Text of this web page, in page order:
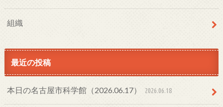
組織
最近の投稿
本日の名古屋市科学館（2026.06.17） 2026.06.18